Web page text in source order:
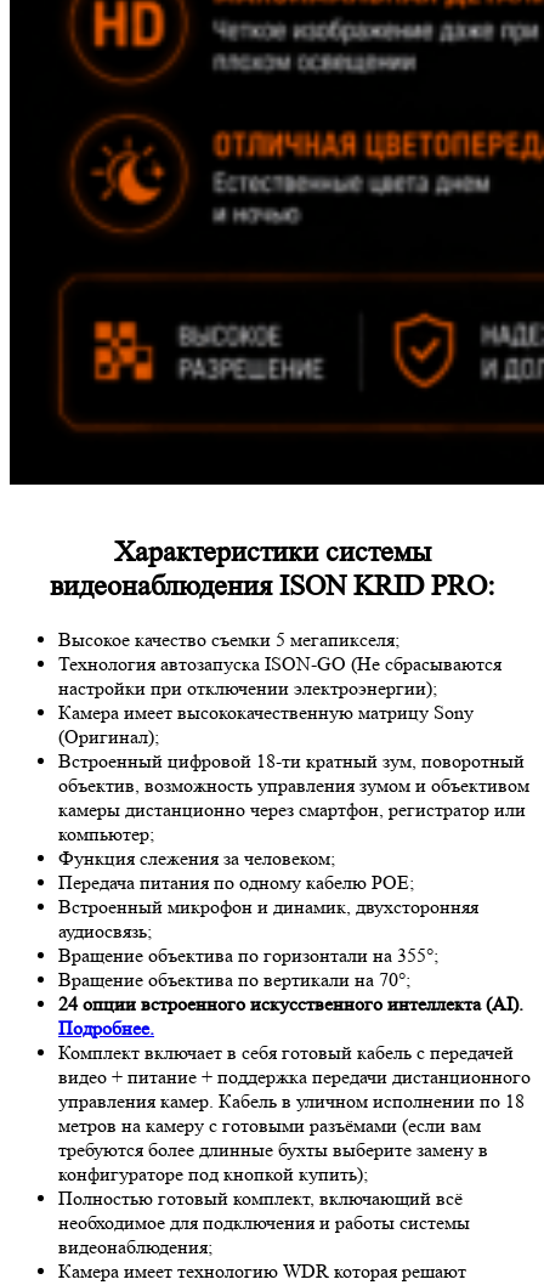
Характеристики системы
видеонаблюдения ISON KRID PRO:
Высокое качество съемки 5 мегапикселя;
Технология автозапуска ISON-GO (Не сбрасываются
настройки при отключении электроэнергии);
Камера имеет высококачественную матрицу Sony
(Оригинал);
Встроенный цифровой 18-ти кратный зум, поворотный
объектив, возможность управления зумом и объективом
камеры дистанционно через смартфон, регистратор или
компьютер;
Функция слежения за человеком;
Передача питания по одному кабелю POE;
Встроенный микрофон и динамик, двухсторонняя
аудиосвязь;
Вращение объектива по горизонтали на 355°;
Вращение объектива по вертикали на 70°;
24 опции встроенного искусственного интеллекта (AI).
Подробнее.
Комплект включает в себя готовый кабель с передачей
видео + питание + поддержка передачи дистанционного
управления камер. Кабель в уличном исполнении по 18
метров на камеру с готовыми разъёмами (если вам
требуются более длинные бухты выберите замену в
конфигураторе под кнопкой купить);
Полностью готовый комплект, включающий всё
необходимое для подключения и работы системы
видеонаблюдения;
Камера имеет технологию WDR которая решают